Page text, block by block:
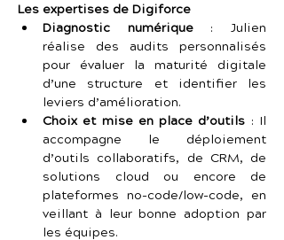
Les expertises de Digiforce
Diagnostic numérique : Julien
réalise des audits personnalisés
pour évaluer la maturité digitale
d’une structure et identifier les
leviers d’amélioration.
Choix et mise en place d’outils : Il
accompagne le déploiement
d’outils collaboratifs, de CRM, de
solutions cloud ou encore de
plateformes no-code/low-code, en
veillant à leur bonne adoption par
les équipes.